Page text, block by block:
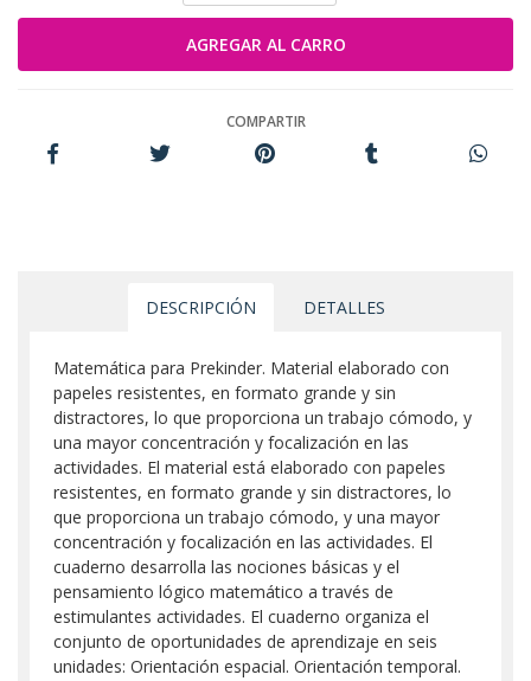
COMPARTIR
DESCRIPCIÓN DETALLES
Matemática para Prekinder. Material elaborado con
papeles resistentes, en formato grande y sin
distractores, lo que proporciona un trabajo cómodo, y
una mayor concentración y focalización en las
actividades. El material está elaborado con papeles
resistentes, en formato grande y sin distractores, lo
que proporciona un trabajo cómodo, y una mayor
concentración y focalización en las actividades. El
cuaderno desarrolla las nociones básicas y el
pensamiento lógico matemático a través de
estimulantes actividades. El cuaderno organiza el
conjunto de oportunidades de aprendizaje en seis
unidades: Orientación espacial. Orientación temporal.